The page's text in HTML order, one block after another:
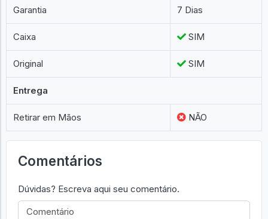
Garantia 7 Dias
Caixa SIM
Original SIM
Entrega
Retirar em Mãos NÃO
Comentários
Dúvidas? Escreva aqui seu comentário.